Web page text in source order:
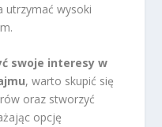
utrzymać wysoki
swoje interesy w
, warto skupić się
oraz stworzyć
opcję